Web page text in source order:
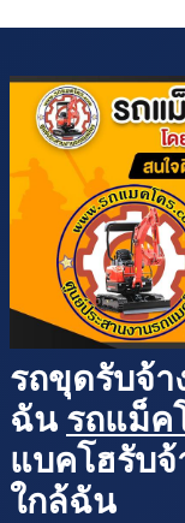
รถขุดรับจ้า
ฉัน รถแม็ค
แบคโฮรับจ้
ใกล้ฉัน